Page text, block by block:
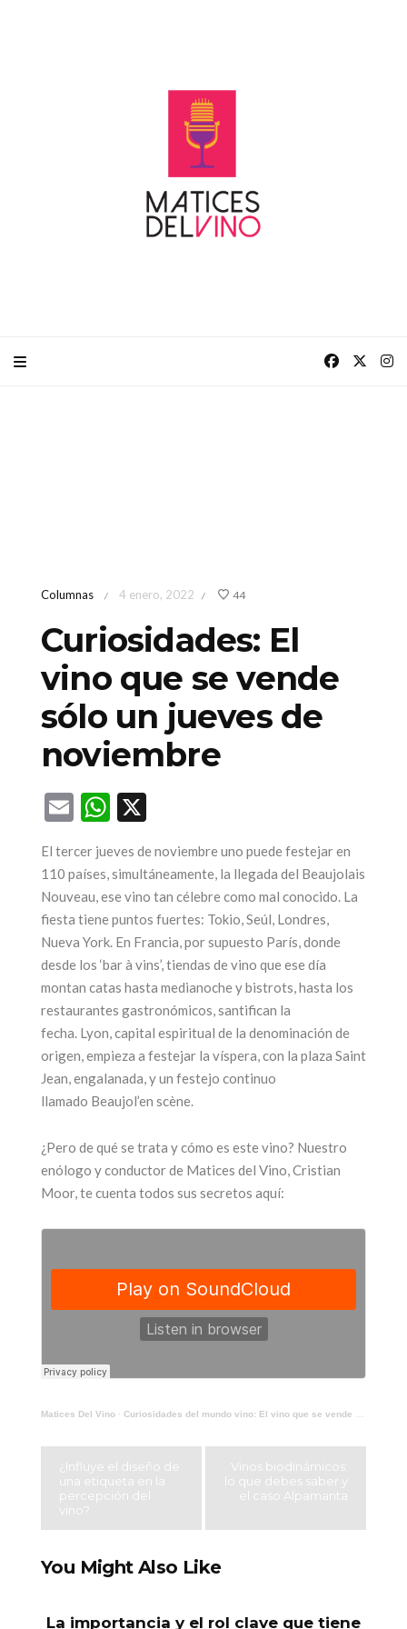
una nueva
de la
feria más
Alta
Gama by
Sheraton
17 julio, 2026
CONTINUAR LEYENDO
25 años
ícono
turismo
CONTINUAR
Columnas / 4 enero, 2022 / 44
Curiosidades: El
vino que se vende
sólo un jueves de
noviembre
EmailWhatsApp
El tercer jueves de noviembre uno puede festejar en
110 países, simultáneamente, la llegada del Beaujolais
Nouveau, ese vino tan célebre como mal conocido. La
fiesta tiene puntos fuertes: Tokio, Seúl, Londres,
Nueva York. En Francia, por supuesto París, donde
desde los ‘bar à vins’, tiendas de vino que ese día
montan catas hasta medianoche y bistrots, hasta los
restaurantes gastronómicos, santifican la
fecha. Lyon, capital espiritual de la denominación de
origen, empieza a festejar la víspera, con la plaza Saint
Jean, engalanada, y un festejo continuo
llamado Beaujol’en scène.
¿Pero de qué se trata y cómo es este vino? Nuestro
enólogo y conductor de Matices del Vino, Cristian
Moor, te cuenta todos sus secretos aquí:
Matices Del Vino · Curiosidades del mundo vino: El vino que se vende solo un jueves de noviembre
¿Influye el diseño de
una etiqueta en la
percepción del
vino?
Vinos biodinámicos:
lo que debes saber y
el caso Alpamanta
You Might Also Like
La importancia y el rol clave que tiene